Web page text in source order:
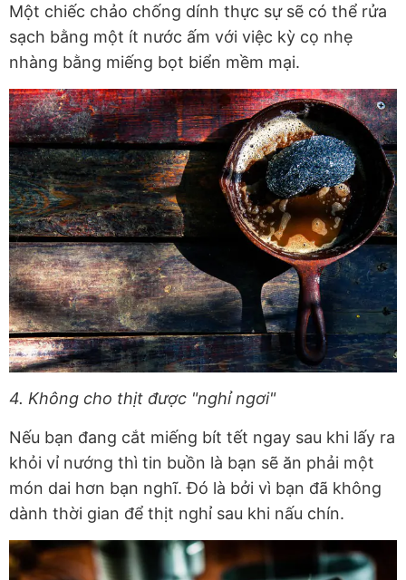
Một chiếc chảo chống dính thực sự sẽ có thể rửa
sạch bằng một ít nước ấm với việc kỳ cọ nhẹ
nhàng bằng miếng bọt biển mềm mại.
4. Không cho thịt được "nghỉ ngơi"
Nếu bạn đang cắt miếng bít tết ngay sau khi lấy ra
khỏi vỉ nướng thì tin buồn là bạn sẽ ăn phải một
món dai hơn bạn nghĩ. Đó là bởi vì bạn đã không
dành thời gian để thịt nghỉ sau khi nấu chín.